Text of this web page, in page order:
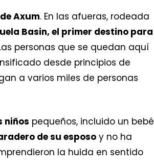
Axum. En las afueras, rodeada
Basin, el primer destino para
personas que se quedan aquí
desde principios de
a varios miles de personas
niños pequeños, incluido un bebé
de su esposo y no ha
la huida en sentido